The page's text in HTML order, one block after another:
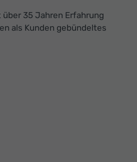
35 Jahren Erfahrung
als Kunden gebündeltes